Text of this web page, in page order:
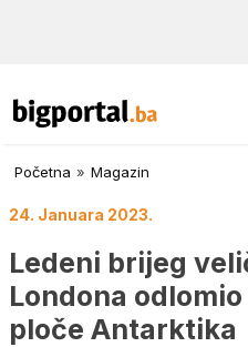
Početna » Magazin
24. Januara 2023.
Ledeni brijeg
Londona
ploče Antarktika